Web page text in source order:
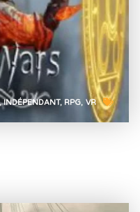
INDÉPENDANT RPG VR